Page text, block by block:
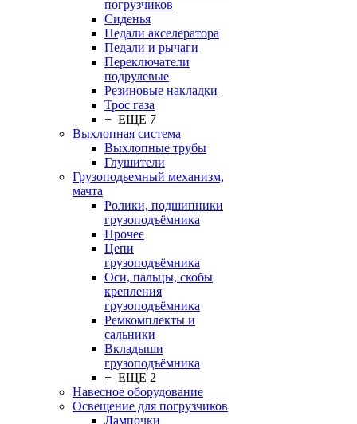
погрузчиков
Сиденья
Педали акселератора
Педали и рычаги
Переключатели
подрулевые
Резиновые накладки
Трос газа
+ ЕЩЕ 7
Выхлопная система
Выхлопные трубы
Глушители
Грузоподьемный механизм,
мачта
Ролики, подшипники
грузоподъёмника
Прочее
Цепи
грузоподъёмника
Оси, пальцы, скобы
крепления
грузоподъёмника
Ремкомплекты и
сальники
Вкладыши
грузоподъёмника
+ ЕЩЕ 2
Навесное оборудование
Освещение для погрузчиков
Лампочки